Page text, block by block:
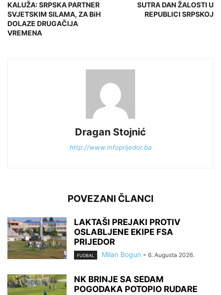
KALUŽA: SRPSKA PARTNER
SVJETSKIM SILAMA, ZA BiH
DOLAZE DRUGAČIJA
VREMENA
SUTRA DAN ŽALOSTI U
REPUBLICI SRPSKOJ
Dragan Stojnić
http://www.infoprijedor.ba
POVEZANI ČLANCI
LAKTAŠI PREJAKI PROTIV
OSLABLJENE EKIPE FSA
PRIJEDOR
FUDBAL Milan Bogun - 6. Augusta 2026.
NK BRINJE SA SEDAM
POGODAKA POTOPIO RUDARE